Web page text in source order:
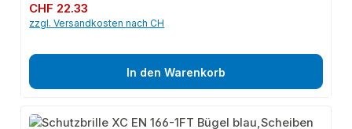
Regulärer Preis:
CHF 22.33
zzgl. Versandkosten nach CH
In den Warenkorb